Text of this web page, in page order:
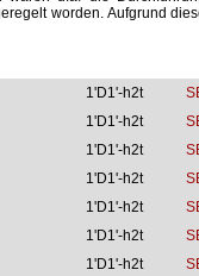
worden. Aufgrund
1'D1'-h2t
1'D1'-h2t
1'D1'-h2t
1'D1'-h2t
1'D1'-h2t
1'D1'-h2t
1'D1'-h2t